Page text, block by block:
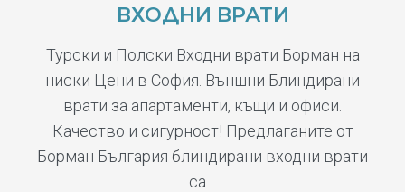
ВХОДНИ ВРАТИ
Турски и Полски Входни врати Борман на
ниски Цени в София. Външни Блиндирани
врати за апартаменти, къщи и офиси.
Качество и сигурност! Предлаганите от
Борман България блиндирани входни врати
са…